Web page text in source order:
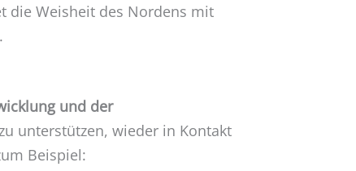
die Weisheit des Nordens mit
und der
unterstützen, wieder in Kontakt
Beispiel: